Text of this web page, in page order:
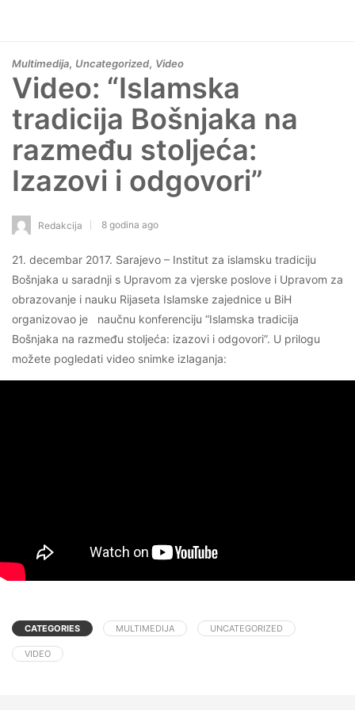
Multimedija, Uncategorized, Video
Video: “Islamska
tradicija Bošnjaka na
razmeđu stoljeća:
Izazovi i odgovori”
Redakcija 8 godina ago
21. decembar 2017. Sarajevo – Institut za islamsku tradiciju
Bošnjaka u saradnji s Upravom za vjerske poslove i Upravom za
obrazovanje i nauku Rijaseta Islamske zajednice u BiH
organizovao je naučnu konferenciju “Islamska tradicija
Bošnjaka na razmeđu stoljeća: izazovi i odgovori”. U prilogu
možete pogledati video snimke izlaganja:
CATEGORIES MULTIMEDIJA UNCATEGORIZED
VIDEO